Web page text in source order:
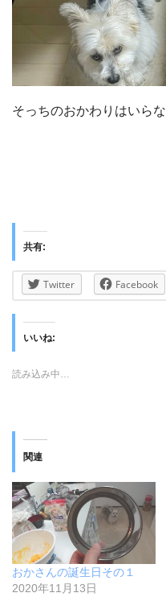
そっちのおかわりはいら
共有:
Twitter Facebook
いいね:
読み込み中…
関連
おかさんの誕生日その１
2020年11月13日